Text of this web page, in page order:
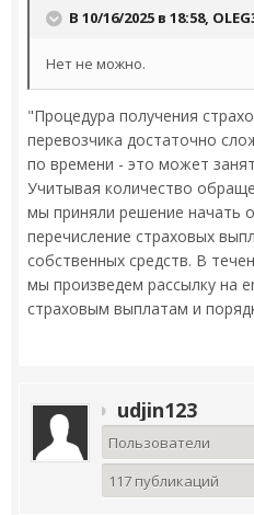
В 10/16/2025 в 18:58,
Нет не можно.
"Процедура получения
перевозчика достаточно
по времени - это может
Учитывая количество
мы приняли решение начать
перечисление страховых
собственных средств. В
мы произведем рассылку на
страховым выплатам и
udjin123
Пользователи
117 публикаций